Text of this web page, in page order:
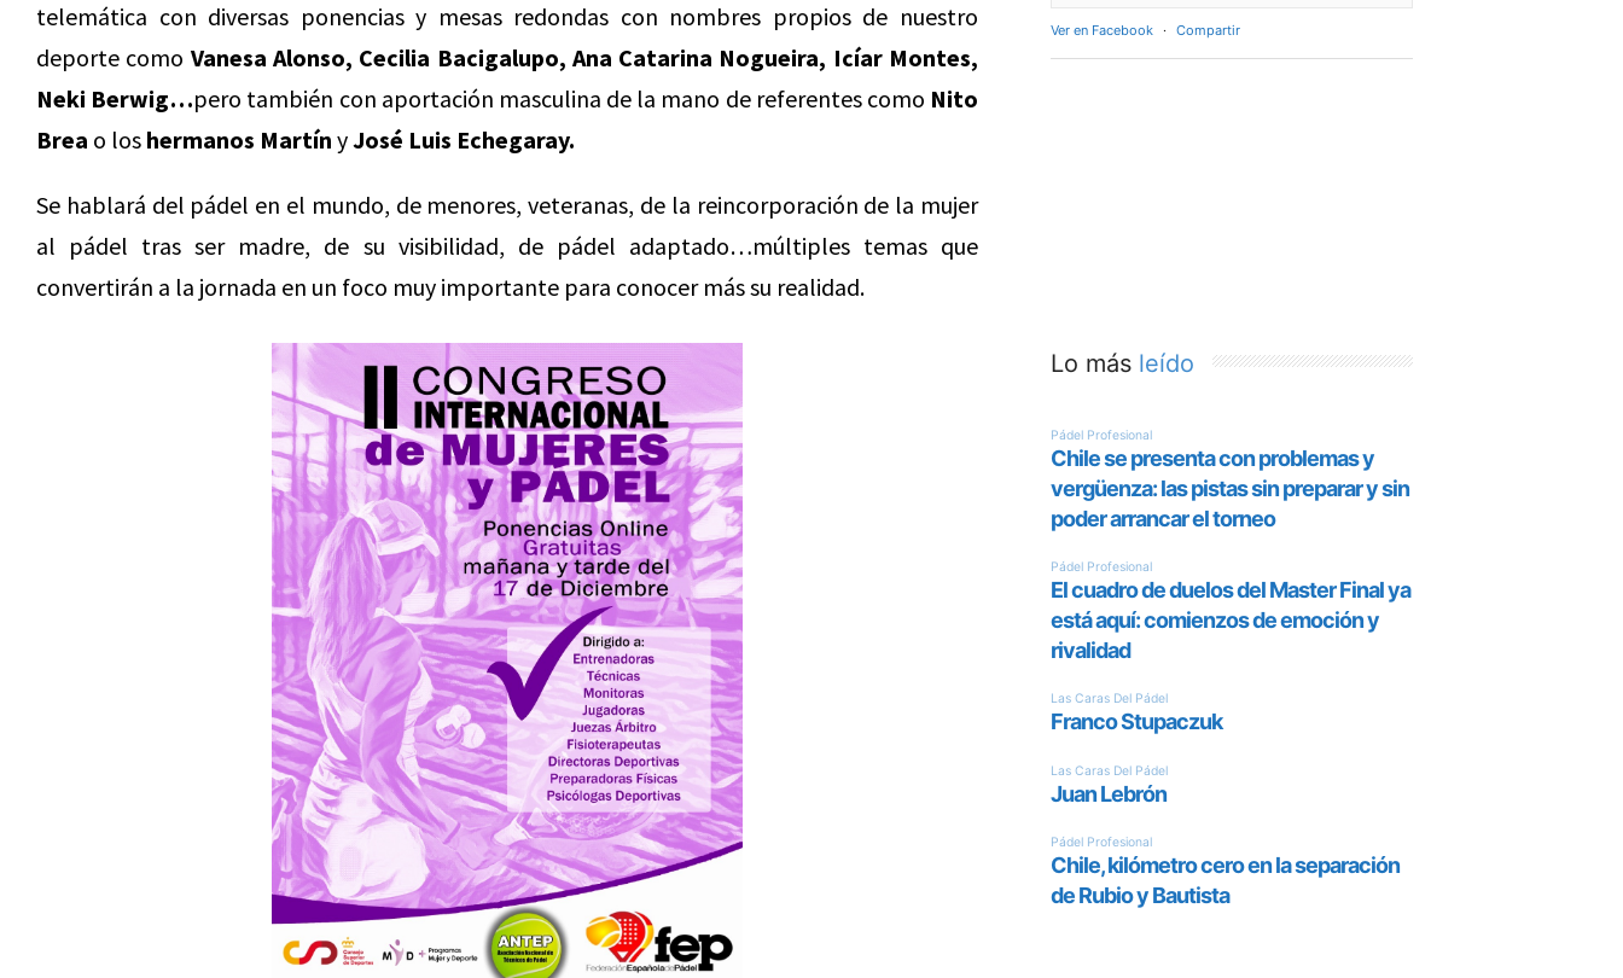
telemática con diversas ponencias y mesas redondas con nombres propios de nuestro
deporte como Vanesa Alonso, Cecilia Bacigalupo, Ana Catarina Nogueira, Icíar Montes,
Neki Berwig…pero también con aportación masculina de la mano de referentes como Nito
Brea o los hermanos Martín yJosé Luis Echegaray.
Se hablará del pádel en el mundo, de menores, veteranas, de la reincorporación de la mujer
al pádel tras ser madre, de su visibilidad, de pádel adaptado…múltiples temas que
convertirán a la jornada en un foco muy importante para conocer más su realidad.
Ver en Facebook · Compartir
Lo más leído